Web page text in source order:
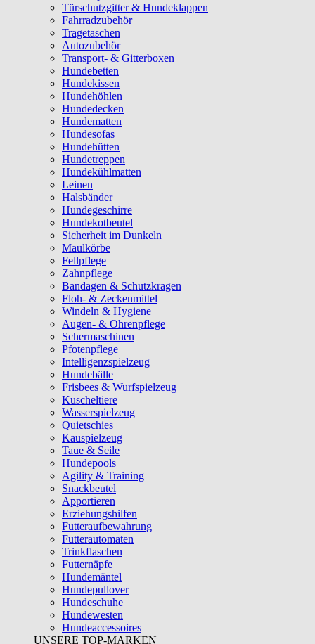
Türschutzgitter & Hundeklappen
Fahrradzubehör
Tragetaschen
Autozubehör
Transport- & Gitterboxen
Hundebetten
Hundekissen
Hundehöhlen
Hundedecken
Hundematten
Hundesofas
Hundehütten
Hundetreppen
Hundekühlmatten
Leinen
Halsbänder
Hundegeschirre
Hundekotbeutel
Sicherheit im Dunkeln
Maulkörbe
Fellpflege
Zahnpflege
Bandagen & Schutzkragen
Floh- & Zeckenmittel
Windeln & Hygiene
Augen- & Ohrenpflege
Schermaschinen
Pfotenpflege
Intelligenzspielzeug
Hundebälle
Frisbees & Wurfspielzeug
Kuscheltiere
Wasserspielzeug
Quietschies
Kauspielzeug
Taue & Seile
Hundepools
Agility & Training
Snackbeutel
Apportieren
Erziehungshilfen
Futteraufbewahrung
Futterautomaten
Trinkflaschen
Futternäpfe
Hundemäntel
Hundepullover
Hundeschuhe
Hundewesten
Hundeaccessoires
UNSERE TOP-MARKEN